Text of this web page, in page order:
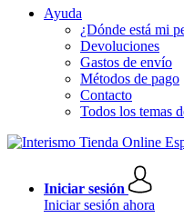
Ayuda
¿Dónde está mi
Devoluciones
Gastos de envío
Métodos de pago
Contacto
Todos los temas
Iniciar sesión
Iniciar sesión ahora